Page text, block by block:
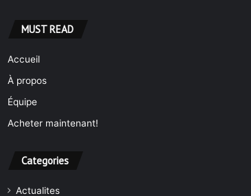
MUST READ
Accueil
À propos
Équipe
Acheter maintenant!
Categories
Actualites